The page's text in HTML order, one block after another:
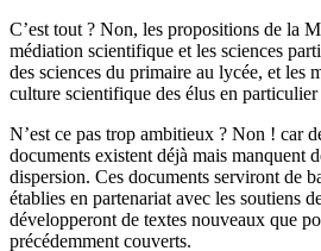
C’est tout ? Non, les propositions de la
médiation scientifique et les sciences
des sciences du primaire au lycée, et les
culture scientifique des élus en particulier
N’est ce pas trop ambitieux ? Non ! car
documents existent déjà mais manquent
dispersion. Ces documents serviront de
établies en partenariat avec les soutiens
développeront de textes nouveaux que
précédemment couverts.